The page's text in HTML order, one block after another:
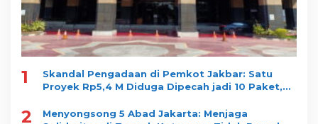
1
Skandal Pengadaan di Pemkot Jakbar: Satu
Proyek Rp5,4 M Diduga Dipecah jadi 10 Paket,
2
Menyongsong 5 Abad Jakarta: Menjaga